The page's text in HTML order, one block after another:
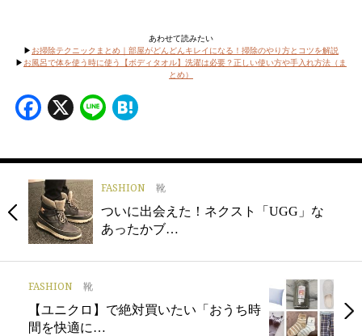
あわせて読みたい
▶︎ お掃除テクニックまとめ｜部屋がどんどんキレイになる！掃除のやり方とコツを解説
▶︎ お風呂で体を使う時に使う【ボディタオル】洗濯は必要？正しい使い方や手入れ方法（ま
とめ）
Facebook
X Line
FASHION 靴
ついに出会えた！ネクスト「UGG」な
あったかブ…
FASHION 靴
【ユニクロ】で絶対買いたい「おうち時
間を快適に…